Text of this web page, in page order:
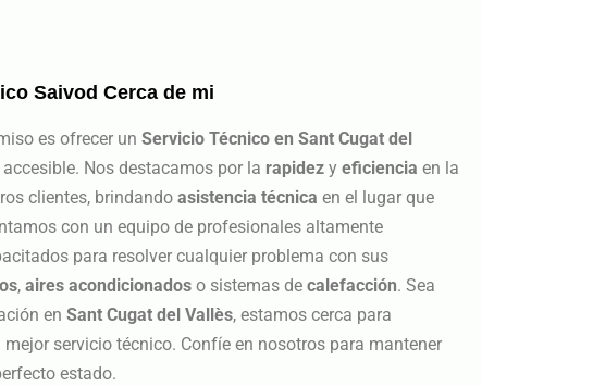
Saivod Cerca de mi
es ofrecer un Servicio Técnico en Sant Cugat del
Nos destacamos por la rapidez y eficiencia en la
clientes, brindando asistencia técnica en el lugar que
con un equipo de profesionales altamente
para resolver cualquier problema con sus
, aires acondicionados o sistemas de calefacción. Sea
en Sant Cugat del Vallès, estamos cerca para
mejor servicio técnico. Confíe en nosotros para mantener
estado.